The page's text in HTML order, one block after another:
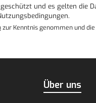
geschützt und es gelten die
.
zur Kenntnis genommen und die
Über uns